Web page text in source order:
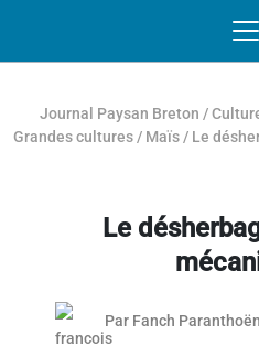
Journal Paysan Breton /
Grandes cultures / Maïs / Le
Le
Par Fanch Paranthoën